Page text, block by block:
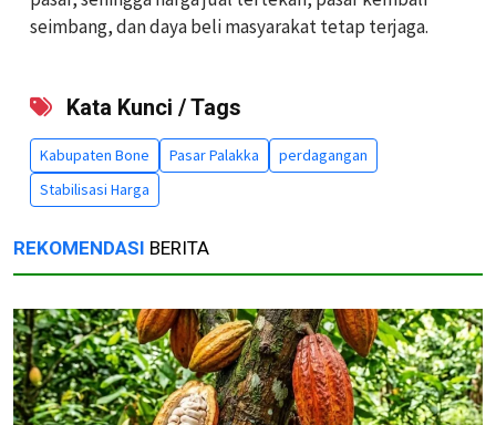
seimbang, dan daya beli masyarakat tetap terjaga.
Kata Kunci / Tags
Kabupaten Bone Pasar Palakka
perdagangan
Stabilisasi Harga
REKOMENDASI BERITA